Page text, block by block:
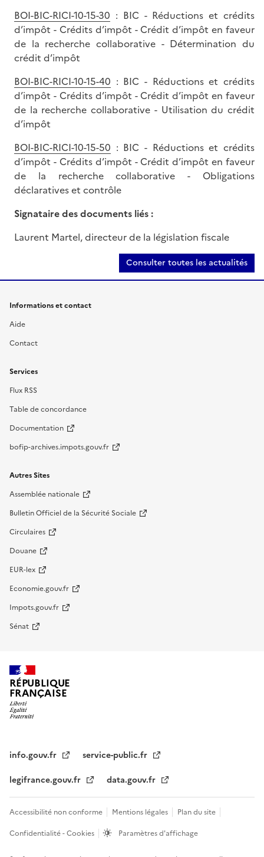
BOI-BIC-RICI-10-15-30 : BIC - Réductions et crédits
d’impôt - Crédits d’impôt - Crédit d’impôt en faveur
de la recherche collaborative - Détermination du
crédit d’impôt
BOI-BIC-RICI-10-15-40 : BIC - Réductions et crédits
d’impôt - Crédits d’impôt - Crédit d’impôt en faveur
de la recherche collaborative - Utilisation du crédit
d’impôt
BOI-BIC-RICI-10-15-50 : BIC - Réductions et crédits
d’impôt - Crédits d’impôt - Crédit d’impôt en faveur
de la recherche collaborative - Obligations
déclaratives et contrôle
Signataire des documents liés :
Laurent Martel, directeur de la législation fiscale
Consulter toutes les actualités
Informations et contact
Aide
Contact
Services
Flux RSS
Table de concordance
Documentation
bofip-archives.impots.gouv.fr
Autres Sites
Assemblée nationale
Bulletin Officiel de la Sécurité Sociale
Circulaires
Douane
EUR-lex
Economie.gouv.fr
Impots.gouv.fr
Sénat
RÉPUBLIQUE
FRANÇAISE
info.gouv.fr
service-public.fr
legifrance.gouv.fr
data.gouv.fr
Accessibilité non conforme Mentions légales
Plan du site
Confidentialité - Cookies
Paramètres d'affichage